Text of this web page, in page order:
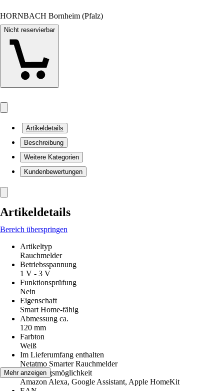
HORNBACH Bornheim (Pfalz)
Nicht reservierbar
Artikeldetails
Beschreibung
Weitere Kategorien
Kundenbewertungen
Artikeldetails
Bereich überspringen
Artikeltyp
Rauchmelder
Betriebsspannung
1 V - 3 V
Funktionsprüfung
Nein
Eigenschaft
Smart Home-fähig
Abmessung ca.
120 mm
Farbton
Weiß
Im Lieferumfang enthalten
Netatmo Smarter Rauchmelder
Steuerungsmöglichkeit
Amazon Alexa, Google Assistant, Apple HomeKit
Mehr anzeigen